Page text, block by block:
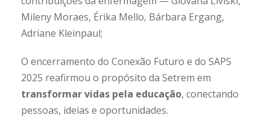
Mileny Moraes, Érika Mello, Bárbara Ergang,
Adriane Kleinpaul;
O encerramento do Conexão Futuro e do SAPS
2025 reafirmou o propósito da Setrem em
transformar vidas pela educação, conectando
pessoas, ideias e oportunidades.